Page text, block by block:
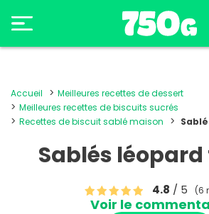
Accueil
Meilleures recettes de dessert
Meilleures recettes de biscuits sucrés
Recettes de biscuit sablé maison
Sablés
4.8 / 5 (6
Voir le